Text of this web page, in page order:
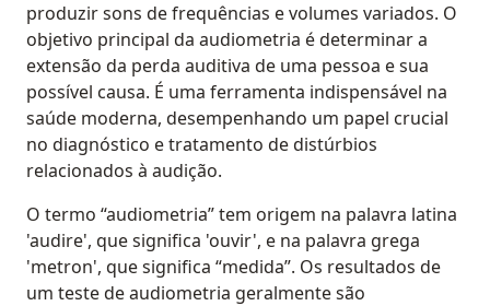
produzir sons de frequências e volumes variados. O
objetivo principal da audiometria é determinar a
extensão da perda auditiva de uma pessoa e sua
possível causa. É uma ferramenta indispensável na
saúde moderna, desempenhando um papel crucial
no diagnóstico e tratamento de distúrbios
relacionados à audição.
O termo “audiometria” tem origem na palavra latina
'audire', que significa 'ouvir', e na palavra grega
'metron', que significa “medida”. Os resultados de
um teste de audiometria geralmente são